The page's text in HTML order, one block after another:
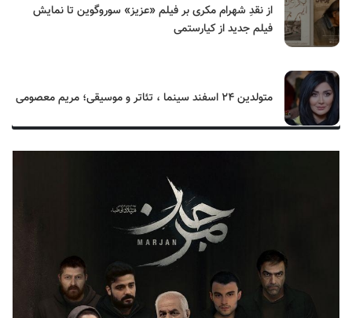
از نقدِ شهرام مکری بر فیلم «عزیز» سوروگوین تا نمایش
فیلم جدید از کیارستمی
متولدین ۲۴ اسفند سینما ، تئاتر و موسیقی؛ مریم معصومی